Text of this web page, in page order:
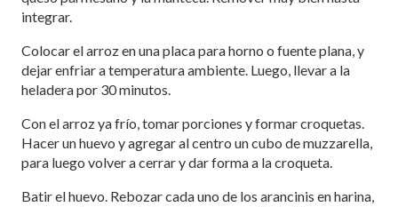
integrar.
Colocar el arroz en una placa para horno o fuente plana, y
dejar enfriar a temperatura ambiente. Luego, llevar a la
heladera por 30 minutos.
Con el arroz ya frío, tomar porciones y formar croquetas.
Hacer un huevo y agregar al centro un cubo de muzzarella,
para luego volver a cerrar y dar forma a la croqueta.
Batir el huevo. Rebozar cada uno de los arancinis en harina,